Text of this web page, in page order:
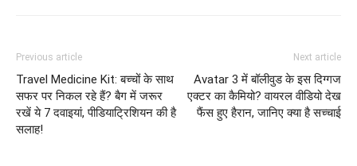
Previous article
Travel Medicine Kit: बच्चों के साथ
सफर पर निकल रहे हैं? बैग में जरूर
रखें ये 7 दवाइयां, पीडियाट्रिशियन की है
सलाह!
Next article
Avatar 3 में बॉलीवुड के इस दिग्गज
एक्टर का कैमियो? वायरल वीडियो देख
फैंस हुए हैरान, जानिए क्या है सच्चाई